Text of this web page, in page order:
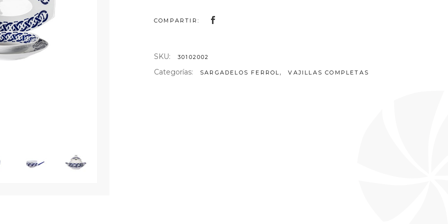
DE ARTE
COMPARTIR:
SKU: 30102002
Categorías: SARGADELOS FERROL, VAJILLAS COMPLETAS